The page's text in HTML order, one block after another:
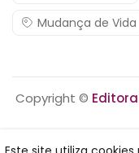
Mudança de Vida
Copyright ©